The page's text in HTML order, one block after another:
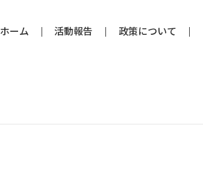
ホーム 活動報告 政策について